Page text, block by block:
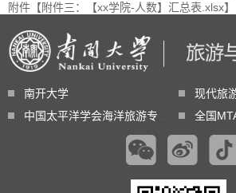
附件【附件三：【xx学院-人数】汇总表.xlsx
南开大学
现代旅
中国太平洋学会海洋旅游专业委员会
全国